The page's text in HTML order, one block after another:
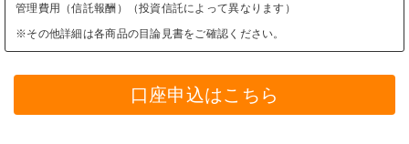
管理費用（信託報酬）（投資信託によって異なります）
※その他詳細は各商品の目論見書をご確認ください。
口座申込はこちら